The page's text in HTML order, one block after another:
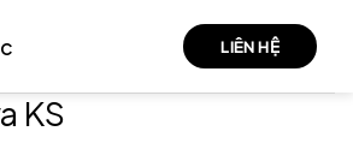
LIÊN HỆ
KS